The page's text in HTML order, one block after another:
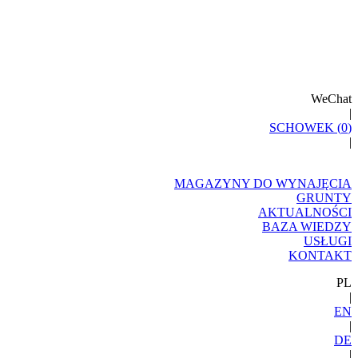
WeChat
|
SCHOWEK (0)
|
MAGAZYNY DO WYNAJĘCIA
GRUNTY
AKTUALNOŚCI
BAZA WIEDZY
USŁUGI
KONTAKT
PL
|
EN
|
DE
|